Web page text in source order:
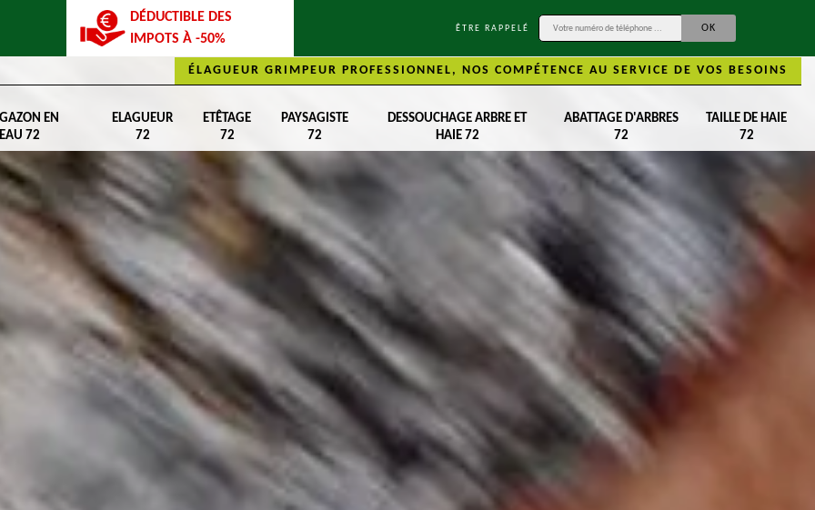
DÉDUCTIBLE DES
IMPOTS À -50%
ÊTRE RAPPELÉ
ÉLAGUEUR GRIMPEUR PROFESSIONNEL, NOS COMPÉTENCE AU SERVICE DE VOS BESOINS
EN
72
ELAGUEUR
72
ETÊTAGE
72
PAYSAGISTE
72
DESSOUCHAGE ARBRE ET
HAIE 72
ABATTAGE D'ARBRES
72
TAILLE DE HAIE
72